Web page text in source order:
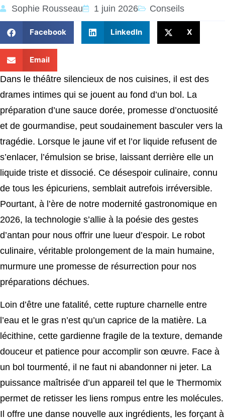
Sophie Rousseau 1 juin 2026 Conseils
Facebook LinkedIn X
Email
Dans le théâtre silencieux de nos cuisines, il est des
drames intimes qui se jouent au fond d’un bol. La
préparation d’une sauce dorée, promesse d’onctuosité
et de gourmandise, peut soudainement basculer vers la
tragédie. Lorsque le jaune vif et l’or liquide refusent de
s’enlacer, l’émulsion se brise, laissant derrière elle un
liquide triste et dissocié. Ce désespoir culinaire, connu
de tous les épicuriens, semblait autrefois irréversible.
Pourtant, à l’ère de notre modernité gastronomique en
2026, la technologie s’allie à la poésie des gestes
d’antan pour nous offrir une lueur d’espoir. Le robot
culinaire, véritable prolongement de la main humaine,
murmure une promesse de résurrection pour nos
préparations déchues.
Loin d’être une fatalité, cette rupture charnelle entre
l’eau et le gras n’est qu’un caprice de la matière. La
lécithine, cette gardienne fragile de la texture, demande
douceur et patience pour accomplir son œuvre. Face à
un bol tourmenté, il ne faut ni abandonner ni jeter. La
puissance maîtrisée d’un appareil tel que le Thermomix
permet de retisser les liens rompus entre les molécules.
Il offre une danse nouvelle aux ingrédients, les forçant à